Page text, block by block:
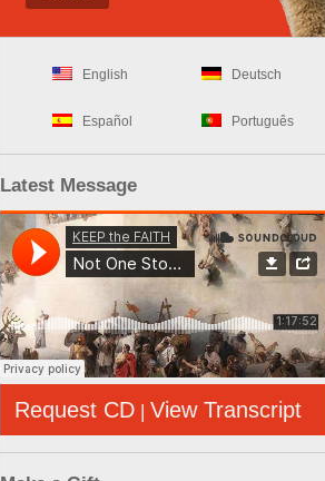
English Deutsch
Español Português
Latest Message
Request CD | View Transcript